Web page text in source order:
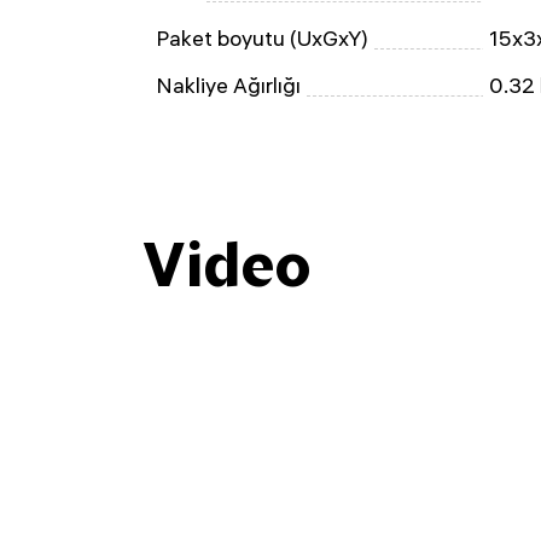
Paket boyutu (UxGxY)
Nakliye Ağırlığı
0.32
Video